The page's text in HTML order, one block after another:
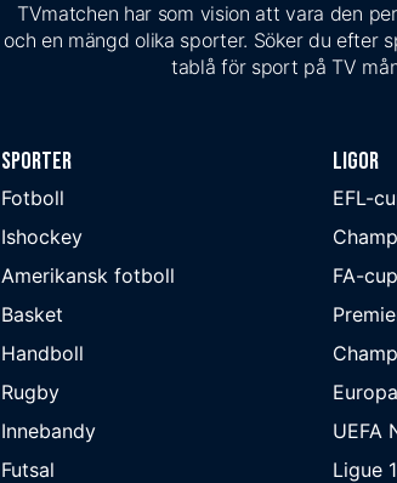
TVmatchen har som vision att vara den
och en mängd olika sporter. Söker du efter
tablå för sport på TV
Sporter
Fotboll
Ishockey
Amerikansk fotboll
Basket
Handboll
Rugby
Innebandy
Futsal
Ligor
EFL-
FA-
UEFA
Ligue 1